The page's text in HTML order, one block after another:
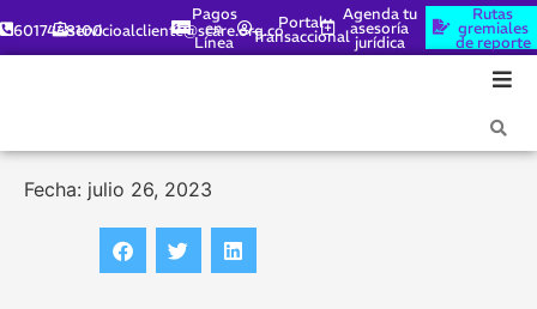
6017448100servicioalcliente@scare.org.co
Pagos
en
Línea
Portal
Transaccional
Agenda tu
asesoría
jurídica
Rutas
gremiales
de reporte
Fecha: julio 26, 2023